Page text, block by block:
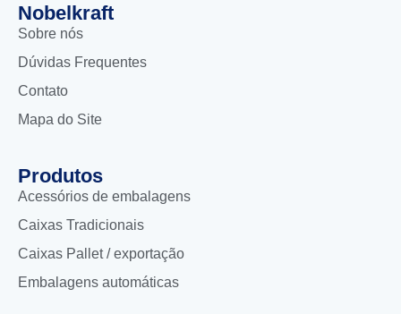
Nobelkraft
Sobre nós
Dúvidas Frequentes
Contato
Mapa do Site
Produtos
Acessórios de embalagens
Caixas Tradicionais
Caixas Pallet / exportação
Embalagens automáticas